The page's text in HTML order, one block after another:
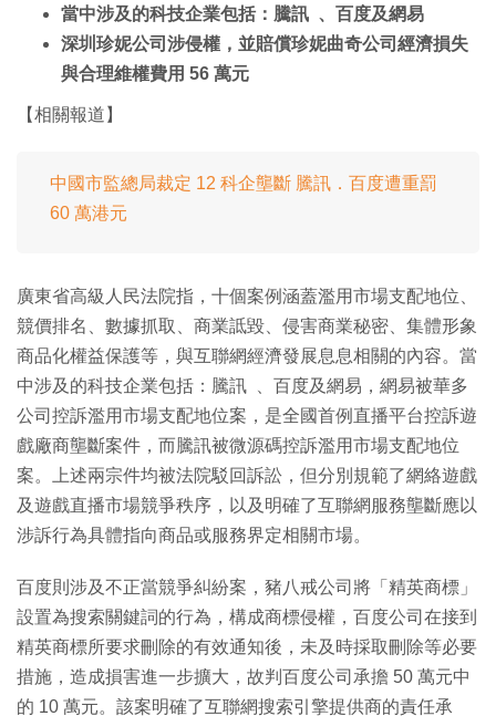
當中涉及的科技企業包括：騰訊 、百度及網易
深圳珍妮公司涉侵權，並賠償珍妮曲奇公司經濟損失
與合理維權費用 56 萬元
【相關報道】
中國市監總局裁定 12 科企壟斷 騰訊．百度遭重罰
60 萬港元
廣東省高級人民法院指，十個案例涵蓋濫用市場支配地位、
競價排名、數據抓取、商業詆毀、侵害商業秘密、集體形象
商品化權益保護等，與互聯網經濟發展息息相關的內容。當
中涉及的科技企業包括：騰訊 、百度及網易，網易被華多
公司控訴濫用市場支配地位案，是全國首例直播平台控訴遊
戲廠商壟斷案件，而騰訊被微源碼控訴濫用市場支配地位
案。上述兩宗件均被法院駁回訴訟，但分別規範了網絡遊戲
及遊戲直播市場競爭秩序，以及明確了互聯網服務壟斷應以
涉訴行為具體指向商品或服務界定相關市場。
百度則涉及不正當競爭糾紛案，豬八戒公司將「精英商標」
設置為搜索關鍵詞的行為，構成商標侵權，百度公司在接到
精英商標所要求刪除的有效通知後，未及時採取刪除等必要
措施，造成損害進一步擴大，故判百度公司承擔 50 萬元中
的 10 萬元。該案明確了互聯網搜索引擎提供商的責任承